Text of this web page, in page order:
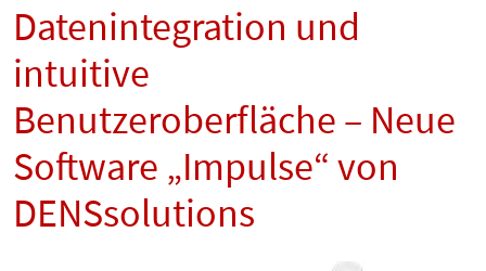
Datenintegration und
intuitive
Benutzeroberfläche – Neue
Software „Impulse“ von
DENSsolutions